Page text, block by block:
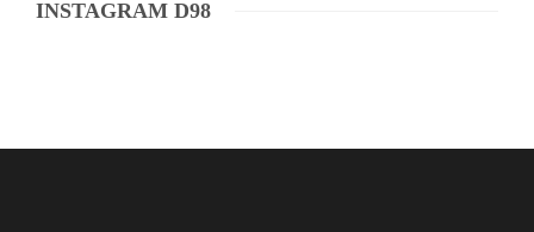
INSTAGRAM D98